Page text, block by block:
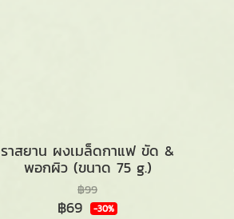
ราสยาน ผงเมล็ดกาแฟ ขัด &
พอกผิว (ขนาด 75 g.)
฿99
฿69 -30%